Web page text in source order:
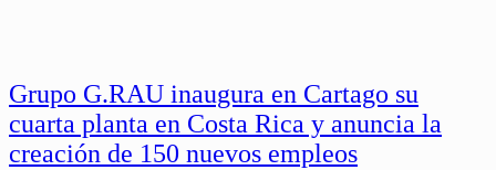
Grupo G.RAU inaugura en Cartago su
cuarta planta en Costa Rica y anuncia la
creación de 150 nuevos empleos